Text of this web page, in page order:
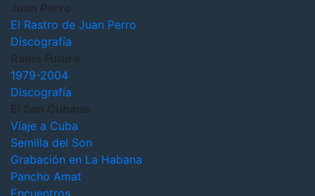
Juan Perro
El Rastro de Juan Perro
Discografía
Radio Futura
1979-2004
Discografía
El Son Cubano
Viaje a Cuba
Semilla del Son
Grabación en La Habana
Pancho Amat